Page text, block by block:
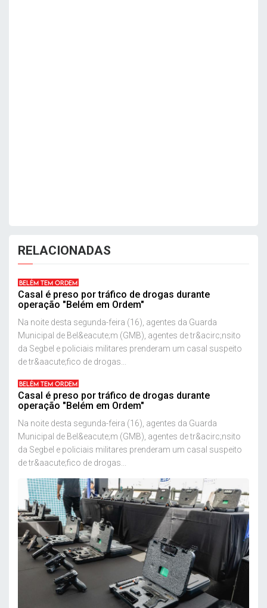
RELACIONADAS
BELÉM TEM ORDEM
Casal é preso por tráfico de drogas durante
operação "Belém em Ordem"
Na noite desta segunda-feira (16), agentes da Guarda
Municipal de Bel&eacute;m (GMB), agentes de tr&acirc;nsito
da Segbel e policiais militares prenderam um casal suspeito
de tr&aacute;fico de drogas...
BELÉM TEM ORDEM
Casal é preso por tráfico de drogas durante
operação "Belém em Ordem"
Na noite desta segunda-feira (16), agentes da Guarda
Municipal de Bel&eacute;m (GMB), agentes de tr&acirc;nsito
da Segbel e policiais militares prenderam um casal suspeito
de tr&aacute;fico de drogas...